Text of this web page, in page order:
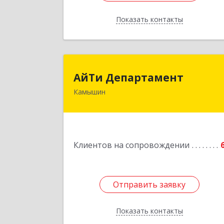
Показать контакты
Назад
АйТи Департамент
Камышин
Клиентов на сопровождении
Отправить заявку
Показать контакты
403882, Волгоградская обл, Камышин
Отправить заявку
Назад